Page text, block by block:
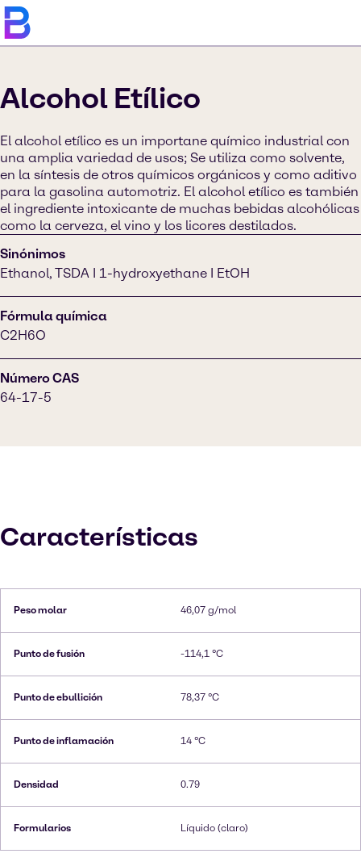
Alcohol Etílico
El alcohol etílico es un importane químico industrial con
una amplia variedad de usos; Se utiliza como solvente,
en la síntesis de otros químicos orgánicos y como aditivo
para la gasolina automotriz. El alcohol etílico es también
el ingrediente intoxicante de muchas bebidas alcohólicas
como la cerveza, el vino y los licores destilados.
Sinónimos
Ethanol, TSDA I 1-hydroxyethane I EtOH
Fórmula química
C2H6O
Número CAS
64-17-5
Características
Peso molar 46,07 g/mol
Punto de fusión -114,1 °C
Punto de ebullición 78,37 °C
Punto de inflamación 14 °C
Densidad 0.79
Formularios Líquido (claro)